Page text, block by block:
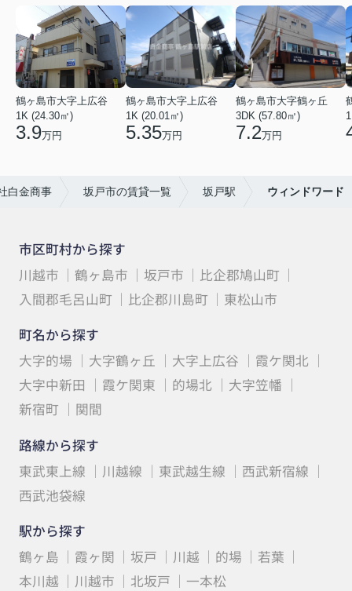
鶴ヶ島市大字上広谷
1K (24.30㎡)
3.9万円
鶴ヶ島市大字上広谷
1K (20.01㎡)
5.35万円
鶴ヶ島市大字鶴ヶ丘
3DK (57.80㎡)
7.2万円
白金商事 坂戸市の賃貸一覧 坂戸駅 ウィンドワード
市区町村から探す
川越市
鶴ヶ島市 坂戸市
比企郡鳩山町
入間郡毛呂山町
比企郡川島町
東松山市
町名から探す
大字的場
大字鶴ヶ丘 大字上広谷
霞ケ関北
大字中新田
霞ケ関東 的場北
大字笠幡
新宿町
関間
路線から探す
東武東上線
川越線 東武越生線
西武新宿線
西武池袋線
駅から探す
鶴ヶ島
霞ヶ関 坂戸 川越 的場
若葉
本川越
川越市 北坂戸 一本松